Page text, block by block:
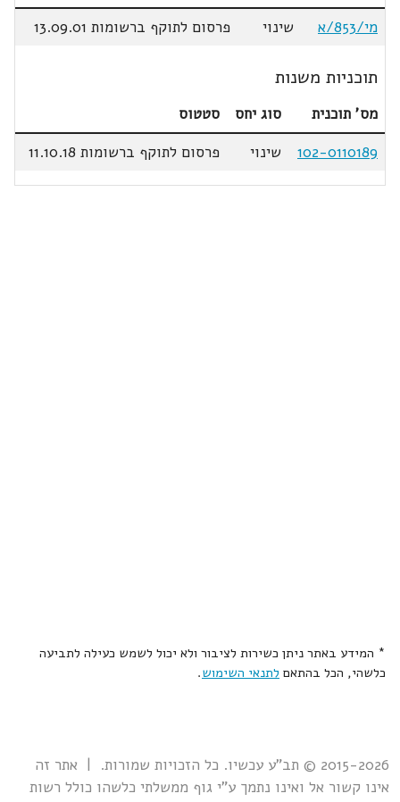
מי/853/א
שינוי פרסום לתוקף ברשומות 13.09.01
תוכניות משנות
מס' תוכנית סוג יחס
סטטוס
102-0110189
שינוי פרסום לתוקף ברשומות 11.10.18
* המידע באתר ניתן כשירות לציבור ולא יכול לשמש כעילה לתביעה
כלשהי, הכל בהתאם לתנאי השימוש.
2015-2026 © תב"ע עכשיו. כל הזכויות שמורות. | אתר זה
אינו קשור אל ואינו נתמך ע"י גוף ממשלתי כלשהו כולל רשות